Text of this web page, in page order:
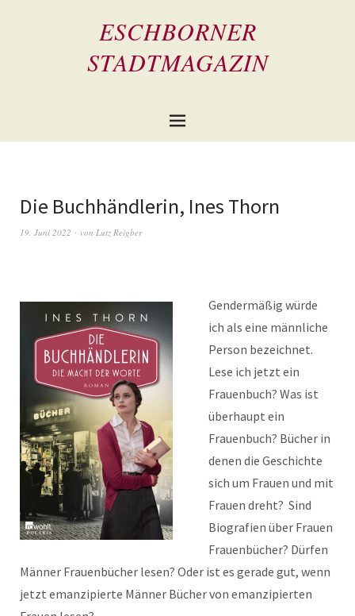
ESCHBORNER
STADTMAGAZIN
Die Buchhändlerin, Ines Thorn
19. Juni 2022 von Lutz Reigber
Gendermäßig würde
ich als eine männliche
Person bezeichnet.
Lese ich jetzt ein
Frauenbuch? Was ist
überhaupt ein
Frauenbuch? Bücher in
denen die Geschichte
sich um Frauen und mit
Frauen dreht? Sind
Biografien über Frauen
Frauenbücher? Dürfen
Männer Frauenbücher lesen? Oder ist es gerade gut, wenn
jetzt emanzipierte Männer Bücher von emanzipierten